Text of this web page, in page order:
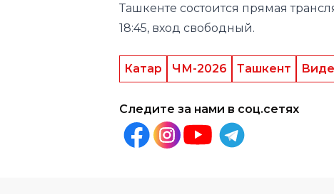
Ташкенте состоится прямая
18:45, вход свободный.
Катар ЧМ-2026 Ташкент
Следите за нами в соц.сетях